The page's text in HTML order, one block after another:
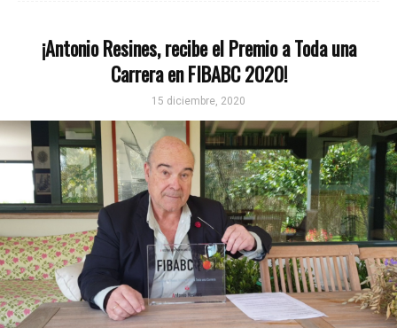
¡Antonio Resines, recibe el Premio a Toda una
Carrera en FIBABC 2020!
15 diciembre, 2020